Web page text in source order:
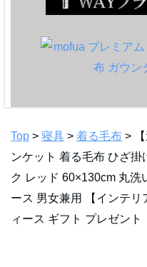
Top > 寝具 > 着る毛布 >
ンケット 着る毛布 ひざ掛
ク レッド 60×130cm 丸洗
ース 男女兼用 【インテ
ィース ギフト プレゼント